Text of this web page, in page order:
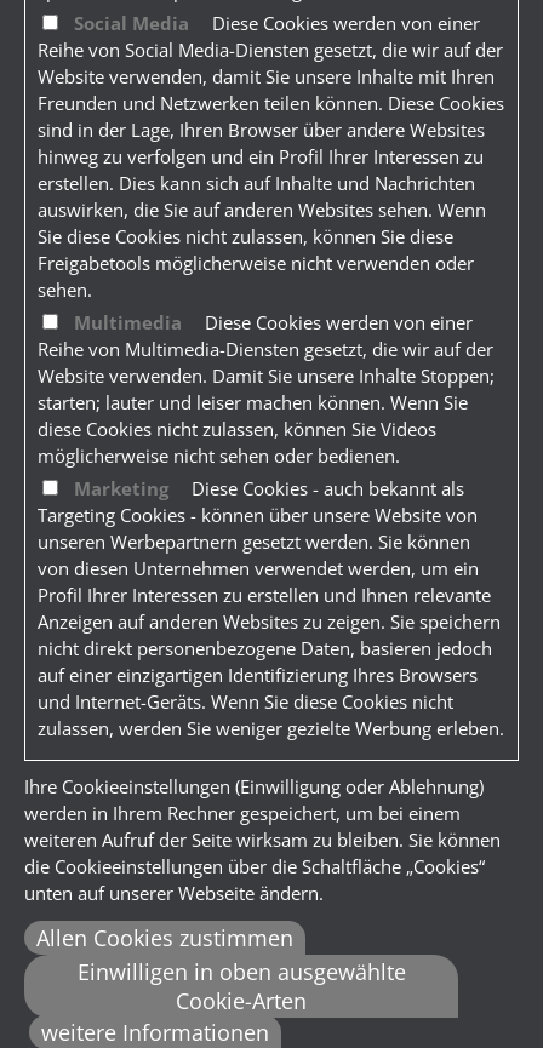
Social Media
Diese Cookies werden von einer
Reihe von Social Media-Diensten gesetzt, die wir auf der
Website verwenden, damit Sie unsere Inhalte mit Ihren
Freunden und Netzwerken teilen können. Diese Cookies
sind in der Lage, Ihren Browser über andere Websites
hinweg zu verfolgen und ein Profil Ihrer Interessen zu
erstellen. Dies kann sich auf Inhalte und Nachrichten
auswirken, die Sie auf anderen Websites sehen. Wenn
Sie diese Cookies nicht zulassen, können Sie diese
Freigabetools möglicherweise nicht verwenden oder
sehen.
Multimedia
Diese Cookies werden von einer
Reihe von Multimedia-Diensten gesetzt, die wir auf der
Website verwenden. Damit Sie unsere Inhalte Stoppen;
starten; lauter und leiser machen können. Wenn Sie
diese Cookies nicht zulassen, können Sie Videos
möglicherweise nicht sehen oder bedienen.
Marketing
Diese Cookies - auch bekannt als
Targeting Cookies - können über unsere Website von
unseren Werbepartnern gesetzt werden. Sie können
von diesen Unternehmen verwendet werden, um ein
Profil Ihrer Interessen zu erstellen und Ihnen relevante
Anzeigen auf anderen Websites zu zeigen. Sie speichern
nicht direkt personenbezogene Daten, basieren jedoch
auf einer einzigartigen Identifizierung Ihres Browsers
und Internet-Geräts. Wenn Sie diese Cookies nicht
zulassen, werden Sie weniger gezielte Werbung erleben.
Ihre Cookieeinstellungen (Einwilligung oder Ablehnung)
werden in Ihrem Rechner gespeichert, um bei einem
weiteren Aufruf der Seite wirksam zu bleiben. Sie können
die Cookieeinstellungen über die Schaltfläche „Cookies“
unten auf unserer Webseite ändern.
Allen Cookies zustimmen
Einwilligen in oben ausgewählte
Cookie-Arten
weitere Informationen